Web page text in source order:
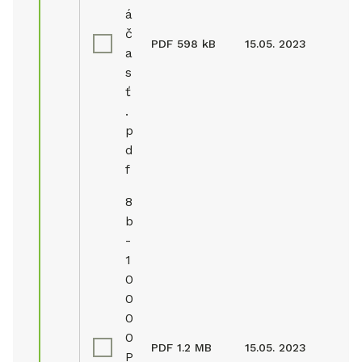
á
č
a
s
ť
.
p
d
f
PDF 598 kB 15.05. 2023
8
b
-
1
0
0
0
0
P
PDF 1.2 MB 15.05. 2023